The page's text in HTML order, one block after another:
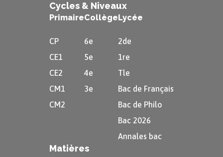
Cycles & Niveaux
Primaire
CP
CE1
CE2
CM1
CM2
Collège
6e
5e
4e
3e
Lycée
2de
1re
Tle
Bac de Français
Bac de Philo
Bac 2026
Annales bac
Matières